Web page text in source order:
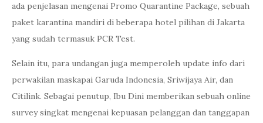
ada penjelasan mengenai Promo Quarantine Package, sebuah
paket karantina mandiri di beberapa hotel pilihan di Jakarta
yang sudah termasuk PCR Test.
Selain itu, para undangan juga memperoleh update info dari
perwakilan maskapai Garuda Indonesia, Sriwijaya Air, dan
Citilink. Sebagai penutup, Ibu Dini memberikan sebuah online
survey singkat mengenai kepuasan pelanggan dan tanggapan